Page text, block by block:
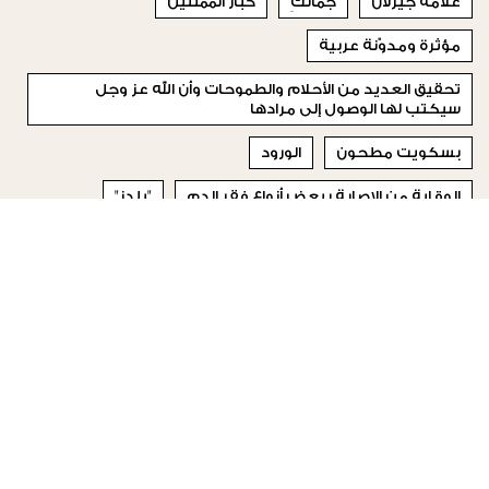
مؤثرة ومدوّنة عربية
تحقيق العديد من الأحلام والطموحات وأن الله عز وجل
سيكتب لها الوصول إلى مرادها
بسكويت مطحون الورود
الوقاية من الإصابة ببعض أنواع فقر الدم "يلدز"